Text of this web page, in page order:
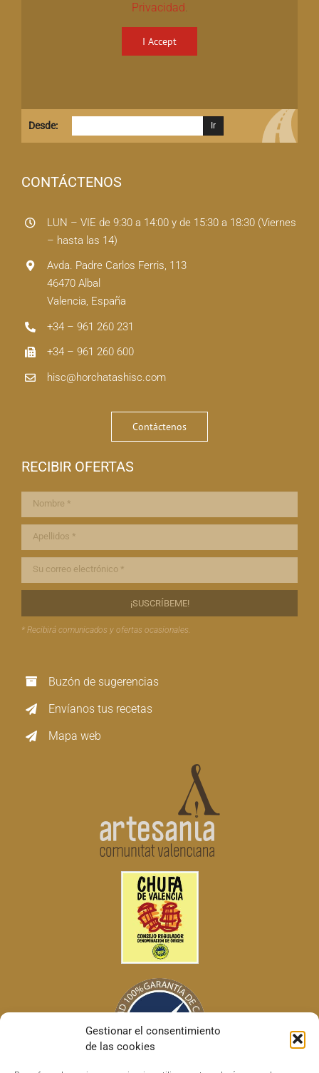
Gestionar el consentimiento
de las cookies
Privacidad.
I Accept
Desde:
CONTÁCTENOS
LUN – VIE de 9:30 a 14:00 y de 15:30 a 18:30 (Viernes
– hasta las 14)
Avda. Padre Carlos Ferris, 113
46470 Albal
Valencia, España
+34 – 961 260 231
+34 – 961 260 600
hisc@horchatashisc.com
Contáctenos
RECIBIR OFERTAS
* Recibirá comunicados y ofertas ocasionales.
Buzón de sugerencias
Envíanos tus recetas
Mapa web